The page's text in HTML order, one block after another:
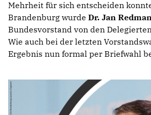
Mehrheit für sich entscheiden
Brandenburg wurde Dr. Jan
Bundesvorstand von den
Wie auch bei der letzten
Ergebnis nun formal per Briefwahl